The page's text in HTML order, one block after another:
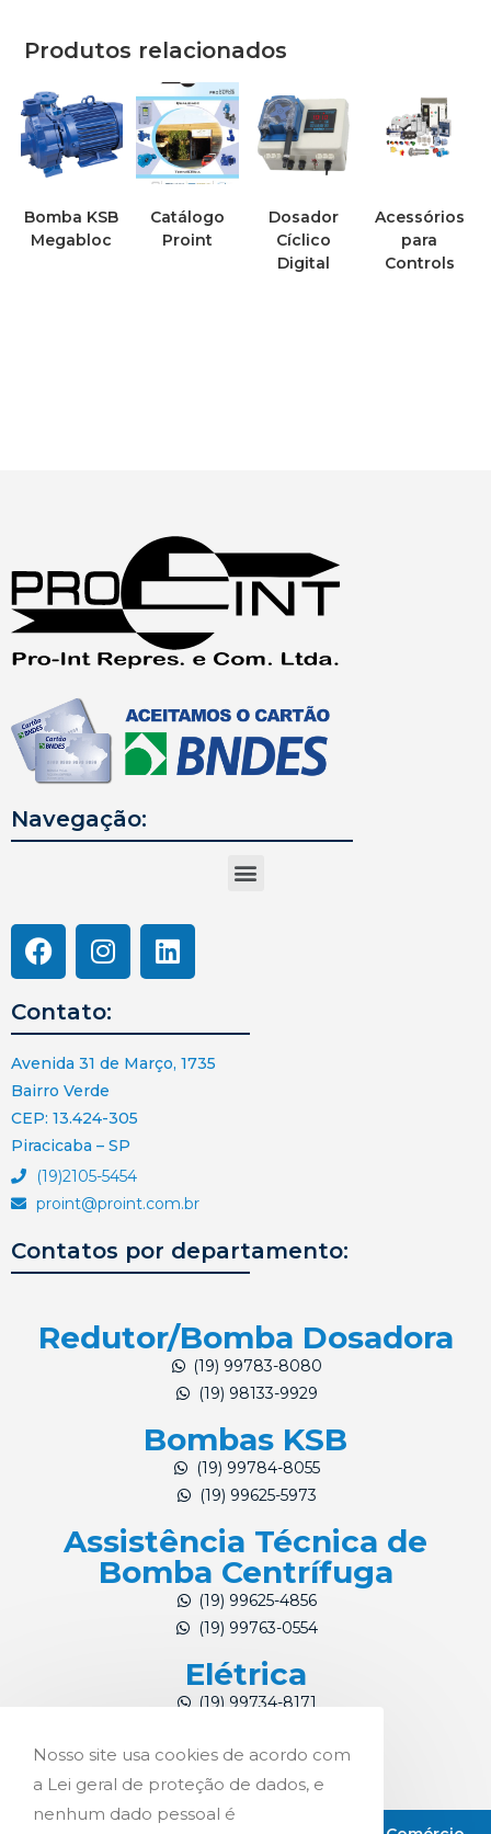
Produtos relacionados
Bomba KSB
Megabloc
Catálogo
Proint
Dosador
Cíclico
Digital
Acessórios
para
Controls
Navegação:
Contato:
Avenida 31 de Março, 1735
Bairro Verde
CEP: 13.424-305
Piracicaba – SP
(19)2105-5454
proint@proint.com.br
Contatos por departamento:
Redutor/Bomba Dosadora
(19) 99783-8080
(19) 98133-9929
Bombas KSB
(19) 99784-8055
(19) 99625-5973
Assistência Técnica de
Bomba Centrífuga
(19) 99625-4856
(19) 99763-0554
Elétrica
(19) 99734-8171
Nosso site usa cookies de acordo com
a Lei geral de proteção de dados, e
nenhum dado pessoal é